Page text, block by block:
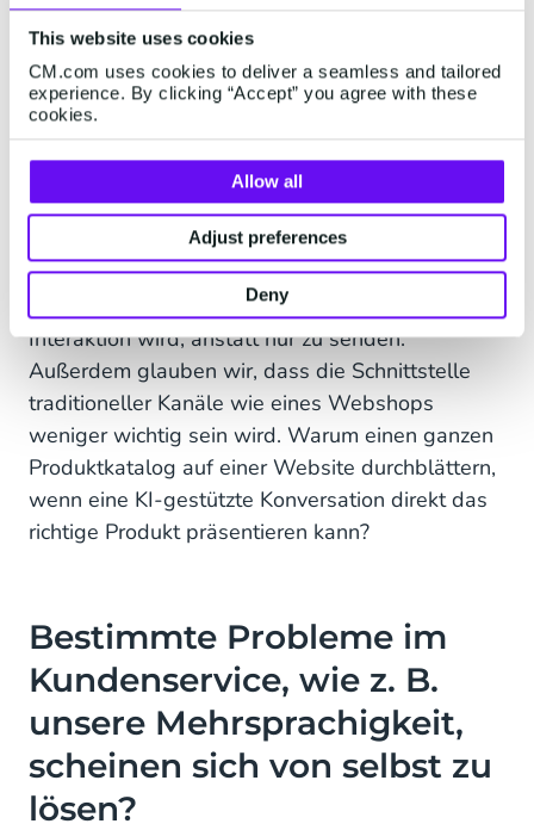
This website uses cookies
CM.com uses cookies to deliver a seamless and tailored
experience. By clicking “Accept” you agree with these
cookies.
Allow all
Adjust preferences
Deny
gut organisiert sein, um einen
kanalübergreifenden Ansatz in den
Kundendienstabteilungen zu ermöglichen. Wir
haben bereits einen Eindruck davon bekommen,
was möglich ist, aber die Entwicklungen in
diesem Bereich schreiten schnell voran. Dies
bietet die Möglichkeit, auf der Grundlage
relevanter Daten proaktiv automatisierte
Gespräche mit den Kunden zu führen, so dass z.
B. das Marketing zu einer wechselseitigen
Interaktion wird, anstatt nur zu senden.
Außerdem glauben wir, dass die Schnittstelle
traditioneller Kanäle wie eines Webshops
weniger wichtig sein wird. Warum einen ganzen
Produktkatalog auf einer Website durchblättern,
wenn eine KI-gestützte Konversation direkt das
richtige Produkt präsentieren kann?
Bestimmte Probleme im
Kundenservice, wie z. B.
unsere Mehrsprachigkeit,
scheinen sich von selbst zu
lösen?